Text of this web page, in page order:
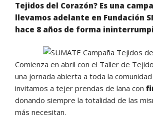
Tejidos del Corazón? Es una
llevamos adelante en Fundación
hace 8 años de forma
Comienza en abril con el Taller de
una jornada abierta a toda la
invitamos a tejer prendas de lana con
donando siempre la totalidad de las
más necesitan.